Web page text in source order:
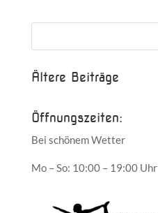
Ältere Beiträge
Öffnungszeiten:
Bei schönem Wetter
Mo – So: 10:00 – 19:00 Uhr